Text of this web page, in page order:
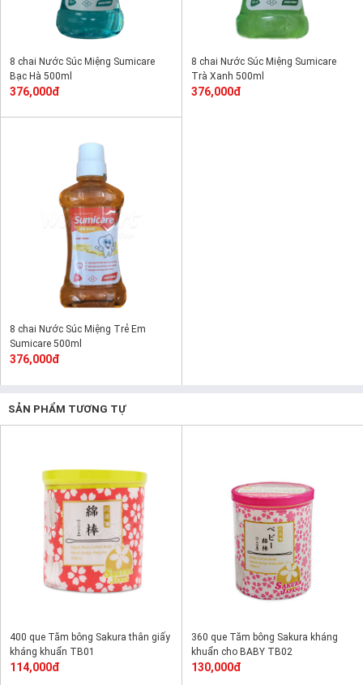
8 chai Nước Súc Miệng Sumicare
Bạc Hà 500ml
376,000đ
8 chai Nước Súc Miệng Sumicare
Trà Xanh 500ml
376,000đ
8 chai Nước Súc Miệng Trẻ Em
Sumicare 500ml
376,000đ
SẢN PHẨM TƯƠNG TỰ
400 que Tăm bông Sakura thân giấy
kháng khuẩn TB01
114,000đ
360 que Tăm bông Sakura kháng
khuẩn cho BABY TB02
130,000đ